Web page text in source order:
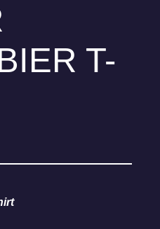
T-